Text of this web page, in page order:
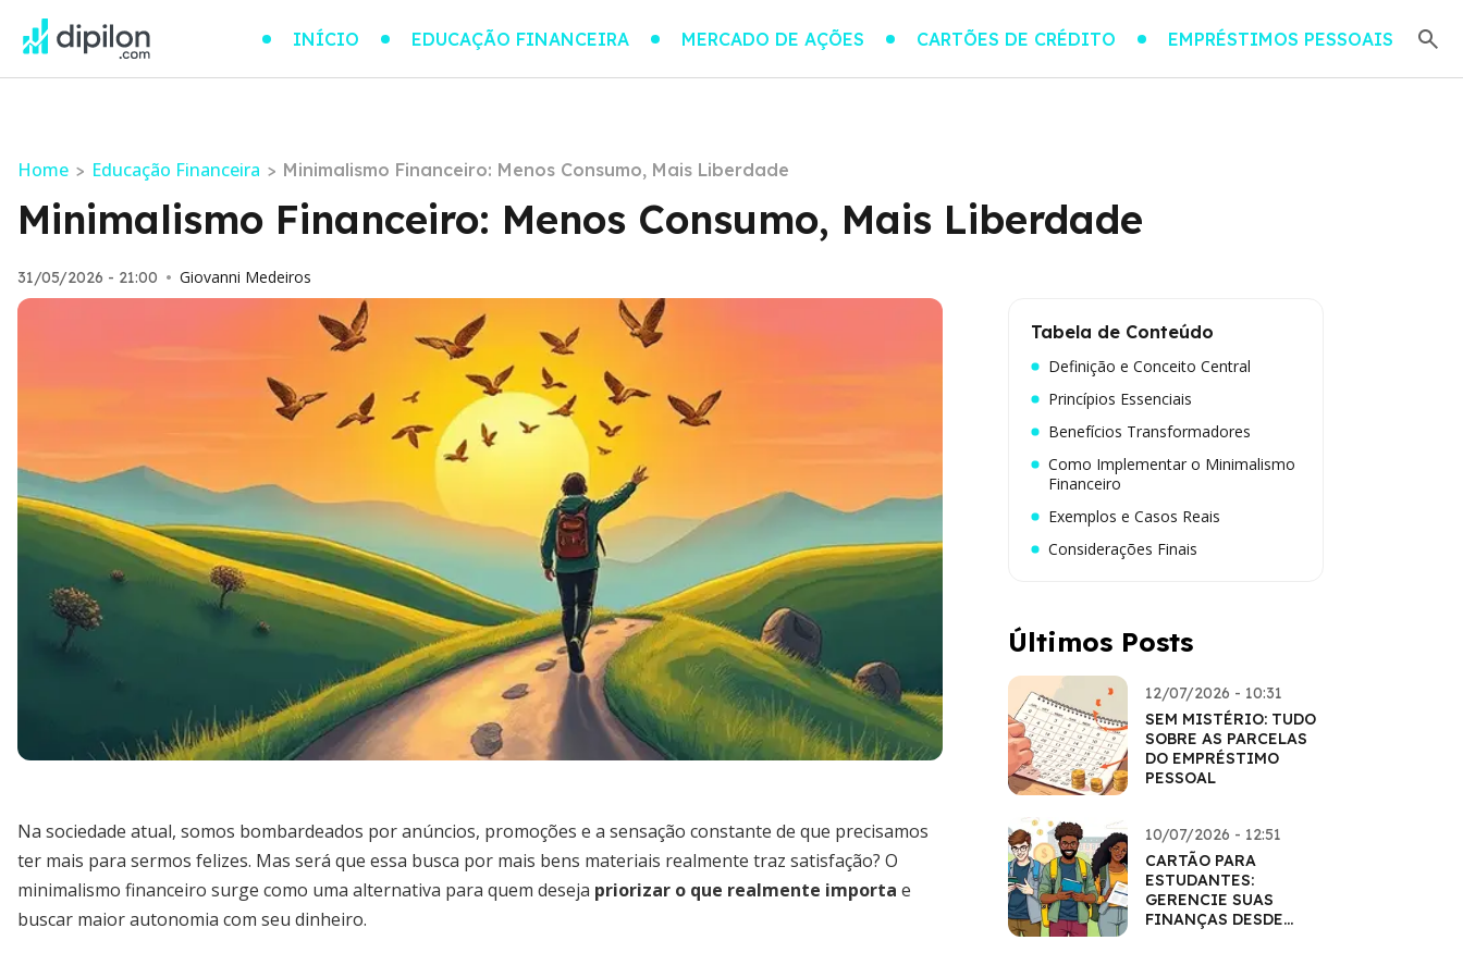
INÍCIO EDUCAÇÃO FINANCEIRA MERCADO DE AÇÕES CARTÕES DE CRÉDITO EMPRÉSTIMOS PESSOAIS
Home > Educação Financeira > Minimalismo Financeiro: Menos Consumo, Mais Liberdade
Minimalismo Financeiro: Menos Consumo, Mais Liberdade
31/05/2026 - 21:00 • Giovanni Medeiros
Na sociedade atual, somos bombardeados por anúncios, promoções e a sensação constante de que precisamos
ter mais para sermos felizes. Mas será que essa busca por mais bens materiais realmente traz satisfação? O
minimalismo financeiro surge como uma alternativa para quem deseja priorizar o que realmente importa e
buscar maior autonomia com seu dinheiro.
Tabela de Conteúdo
Definição e Conceito Central
Princípios Essenciais
Benefícios Transformadores
Como Implementar o Minimalismo
Financeiro
Exemplos e Casos Reais
Considerações Finais
Últimos Posts
12/07/2026 - 10:31
SEM MISTÉRIO: TUDO
SOBRE AS PARCELAS
DO EMPRÉSTIMO
PESSOAL
10/07/2026 - 12:51
CARTÃO PARA
ESTUDANTES:
GERENCIE SUAS
FINANÇAS DESDE